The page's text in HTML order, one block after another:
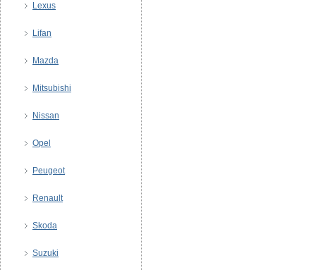
Lexus
Lifan
Mazda
Mitsubishi
Nissan
Opel
Peugeot
Renault
Skoda
Suzuki